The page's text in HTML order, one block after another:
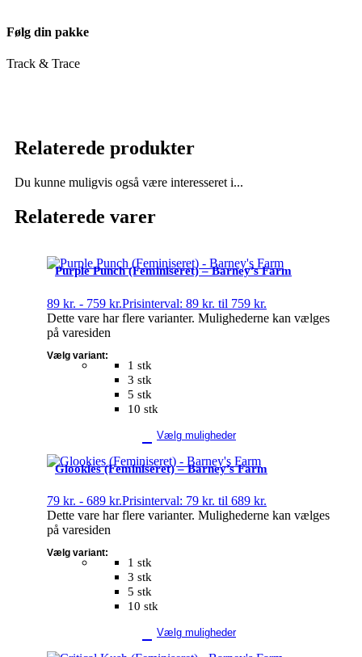
Følg din pakke
Track & Trace
Relaterede produkter
Du kunne muligvis også være interesseret i...
Relaterede varer
Purple Punch (Feminiseret) – Barney’s Farm
89 kr. - 759 kr.Prisinterval: 89 kr. til 759 kr.
1 stk
3 stk
5 stk
10 stk
Vælg variant:
Vælg muligheder
Dette vare har flere varianter. Mulighederne kan vælges
på varesiden
Glookies (Feminiseret) – Barney’s Farm
79 kr. - 689 kr.Prisinterval: 79 kr. til 689 kr.
1 stk
3 stk
5 stk
10 stk
Vælg variant:
Vælg muligheder
Dette vare har flere varianter. Mulighederne kan vælges
på varesiden